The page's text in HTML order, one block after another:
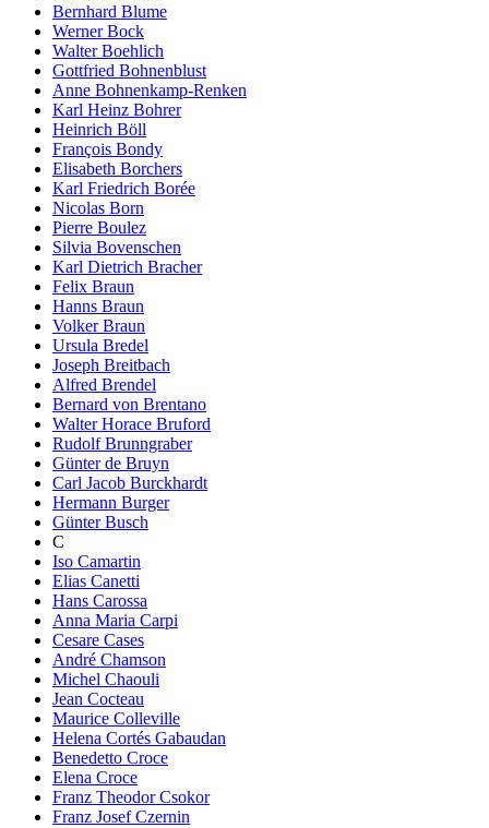
Bernhard Blume
Werner Bock
Walter Boehlich
Gottfried Bohnenblust
Anne Bohnenkamp-Renken
Karl Heinz Bohrer
Heinrich Böll
François Bondy
Elisabeth Borchers
Karl Friedrich Borée
Nicolas Born
Pierre Boulez
Silvia Bovenschen
Karl Dietrich Bracher
Felix Braun
Hanns Braun
Volker Braun
Ursula Bredel
Joseph Breitbach
Alfred Brendel
Bernard von Brentano
Walter Horace Bruford
Rudolf Brunngraber
Günter de Bruyn
Carl Jacob Burckhardt
Hermann Burger
Günter Busch
C
Iso Camartin
Elias Canetti
Hans Carossa
Anna Maria Carpi
Cesare Cases
André Chamson
Michel Chaouli
Jean Cocteau
Maurice Colleville
Helena Cortés Gabaudan
Benedetto Croce
Elena Croce
Franz Theodor Csokor
Franz Josef Czernin